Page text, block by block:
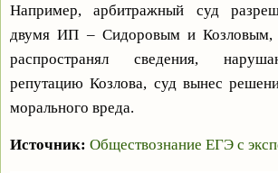
Например, арбитражный суд
двумя ИП – Сидоровым и Козловым,
распространял сведения,
репутацию Козлова, суд вынес
морального вреда.
Источник: Обществознание ЕГЭ с